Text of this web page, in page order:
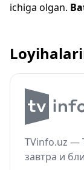
ichiga olgan.
TVinfo.uz —
завтра и